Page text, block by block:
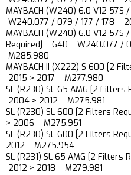
MAYBACH (W240) 6.0 V12
W240.077 / 079 / 177 / 178
MAYBACH (W240) 6.0 V12
Required] 640 W240.077 /
M285.980
MAYBACH II (X222) S 600 [2
2015 > 2017 M277.980
SL (R230) SL 65 AMG [2
2004 > 2012 M275.981
SL (R230) SL 600 [2 Filters
> 2006 M275.951
SL (R230) SL 600 [2 Filters
2012 M275.954
SL (R231) SL 65 AMG [2
2012 > 2018 M279.981